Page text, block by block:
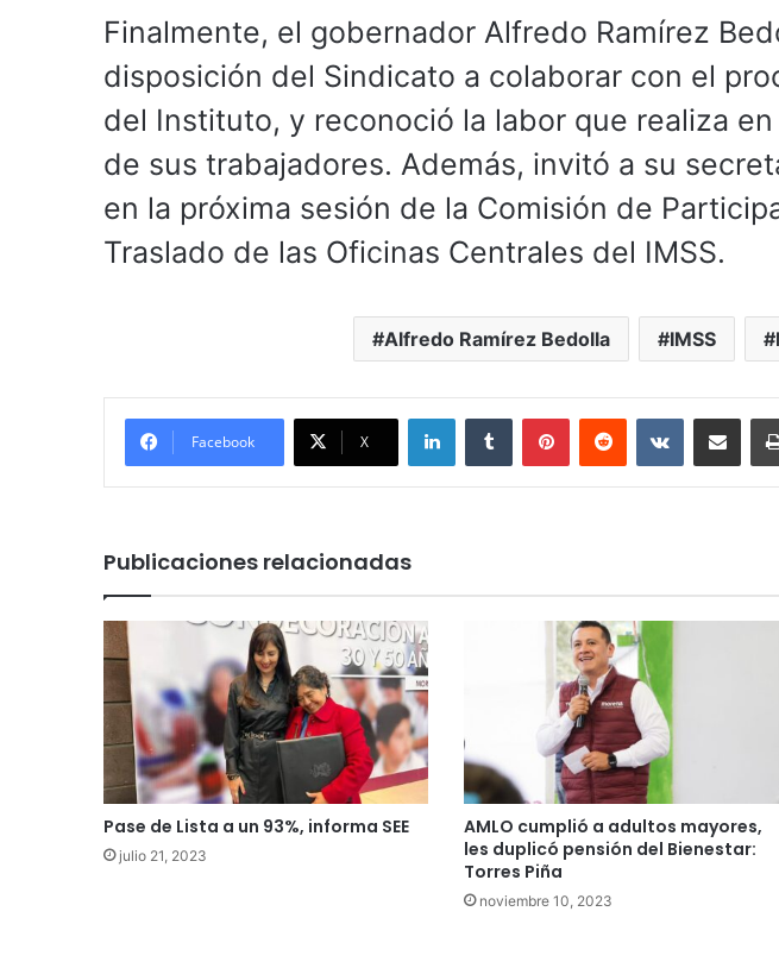
Finalmente, el gobernador Alfredo Ramírez
disposición del Sindicato a colaborar con el
del Instituto, y reconoció la labor que realiza
de sus trabajadores. Además, invitó a su
en la próxima sesión de la Comisión de
Traslado de las Oficinas Centrales del IMSS.
Alfredo Ramírez Bedolla IMSS
Facebook X
LinkedInTumblr PinterestReddit VKontakte
Compartir por
Publicaciones relacionadas
Pase de Lista a un 93%, informa SEE
julio 21, 2023
AMLO cumplió a adultos mayores,
les duplicó pensión del Bienestar:
Torres Piña
noviembre 10, 2023